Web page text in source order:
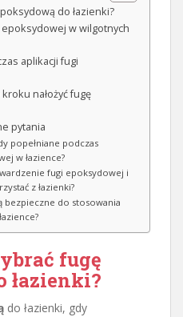
do łazienki?
epoksydowej w wilgotnych
aplikacji fugi
nałożyć fugę
pytania
popełniane podczas
w łazience?
fugi epoksydowej i
z łazienki?
bezpieczne do stosowania
fugę
łazienki?
do łazienki, gdy